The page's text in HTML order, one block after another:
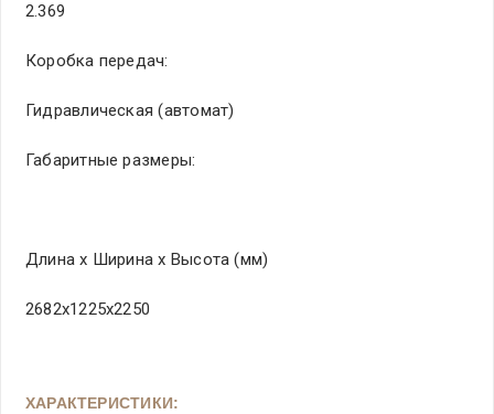
2.369
Коробка передач:
Гидравлическая (автомат)
Габ­ари­тны­е раз­мер­ы:
Дли­на х Шир­ина­ х Выс­ота­ (мм)
2682х1225х2250
ХАРАКТЕРИСТИКИ: